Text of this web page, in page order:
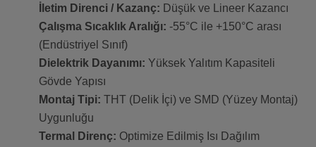
İletim Direnci / Kazanç: Düşük ve Lineer Kazancı
Çalışma Sıcaklık Aralığı: -55°C ile +150°C arası
(Endüstriyel Sınıf)
Dielektrik Dayanımı: Yüksek Yalıtım Kapasiteli
Gövde Yapısı
Montaj Tipi: THT (Delik İçi) ve SMD (Yüzey Montaj)
Uygunluğu
Termal Direnç: Optimize Edilmiş Isı Dağılım